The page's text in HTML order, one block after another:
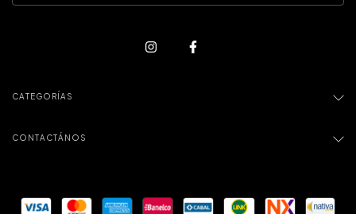
CATEGORÍAS
CONTACTÁNOS